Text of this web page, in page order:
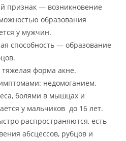
признак — возникновение
образования
у мужчин.
способность — образование
форма акне.
недомоганием,
болями в мышцах и
у мальчиков до 16 лет.
распространяются, есть
абсцессов, рубцов и